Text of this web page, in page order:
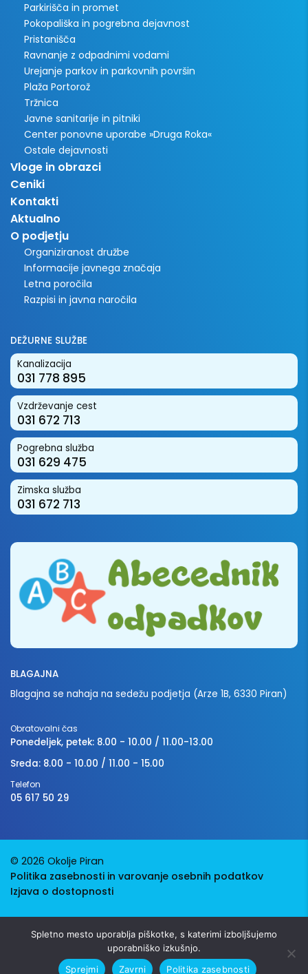
Parkirišča in promet
Pokopališka in pogrebna dejavnost
Pristanišča
Ravnanje z odpadnimi vodami
Urejanje parkov in parkovnih površin
Plaža Portorož
Tržnica
Javne sanitarije in pitniki
Center ponovne uporabe »Druga Roka«
Ostale dejavnosti
Vloge in obrazci
Ceniki
Kontakti
Aktualno
O podjetju
Organiziranost družbe
Informacije javnega značaja
Letna poročila
Razpisi in javna naročila
DEŽURNE SLUŽBE
Kanalizacija
031 778 895
Vzdrževanje cest
031 672 713
Pogrebna služba
031 629 475
Zimska služba
031 672 713
BLAGAJNA
Blagajna se nahaja na sedežu podjetja (Arze 1B, 6330 Piran)
Obratovalni čas
Ponedeljek, petek: 8.00 - 10.00 / 11.00-13.00
Sreda: 8.00 - 10.00 / 11.00 - 15.00
Telefon
05 617 50 29
© 2026 Okolje Piran
Politika zasebnosti in varovanje osebnih podatkov
Izjava o dostopnosti
Spletno mesto uporablja piškotke, s katerimi izboljšujemo
uporabniško izkušnjo.
Sprejmi
Zavrni Politika zasebnosti